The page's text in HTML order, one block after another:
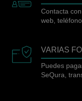
Contacta
web,
VARIAS
Puedes
SeQura,